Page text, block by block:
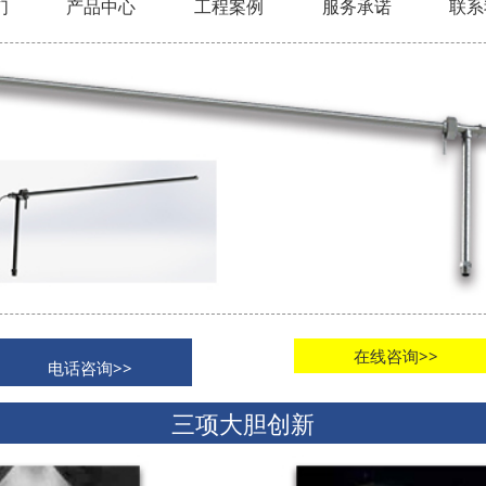
产品中心 工程案例 服务承诺 联
电话咨询>>
在线咨询>>
三项大胆创新